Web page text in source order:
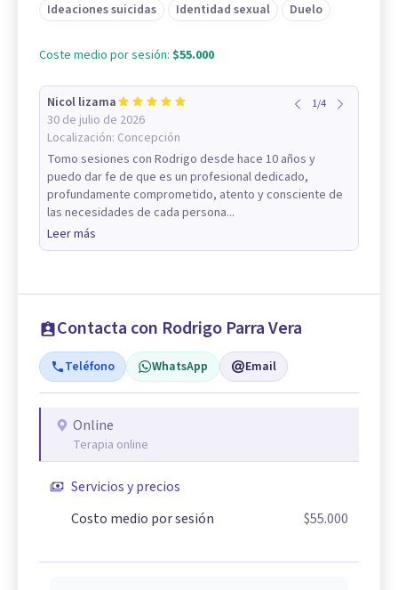
Ideaciones suicidas
Identidad sexual Duelo
Coste medio por sesión: $55.000
Nicol lizama
30 de julio de 2026
Localización: Concepción
1/4
Tomo sesiones con Rodrigo desde hace 10 años y
puedo dar fe de que es un profesional dedicado,
profundamente comprometido, atento y consciente de
las necesidades de cada persona...
Leer más
Contacta con Rodrigo Parra Vera
Teléfono WhatsApp Email
Online
Terapia online
Servicios y precios
Costo medio por sesión
$55.000